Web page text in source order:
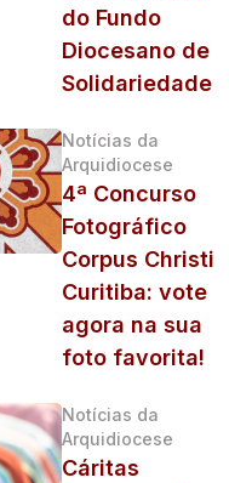
do Fundo
Diocesano de
Solidariedade
Notícias da
Arquidiocese
4ª Concurso
Fotográfico
Corpus Christi
Curitiba: vote
agora na sua
foto favorita!
Notícias da
Arquidiocese
Cáritas